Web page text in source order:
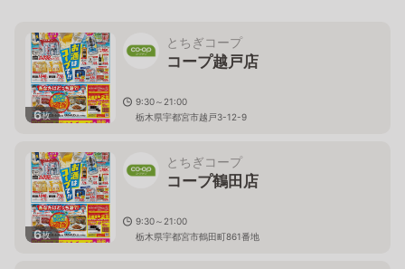
6枚
とちぎコープ
コープ越戸店
9:30～21:00
栃木県宇都宮市越戸3-12-9
6枚
とちぎコープ
コープ鶴田店
9:30～21:00
栃木県宇都宮市鶴田町861番地